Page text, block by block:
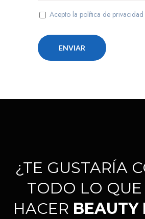
Acepto la política de privacidad
¿TE GUSTARÍA
TODO LO
HACER BEAUTY